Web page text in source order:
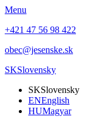
Menu
+421 47 56 98 422
obec@jesenske.sk
SKSlovensky
SKSlovensky
ENEnglish
HUMagyar